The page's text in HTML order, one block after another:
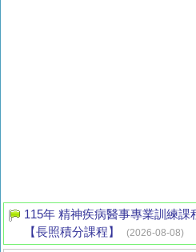
115年 精神疾病醫事專業訓練
【長照積分課程】
(2026-08-08)